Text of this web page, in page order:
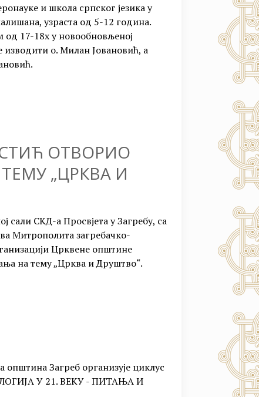
и школа српског језика у
узраста од 5-12 година.
од 17-18х у новообновљеној
о. Милан Јовановић, а
ОТВОРИО
„ЦРКВА И
сали СКД-а Просвјета у Загребу, са
Митрополита загребачко-
Црквене општине
на тему „Црква и Друштво“.
Загреб организује циклус
У 21. ВЕКУ - ПИТАЊА И